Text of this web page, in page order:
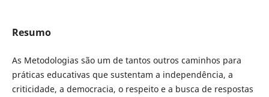
Resumo
As Metodologias são um de tantos outros caminhos para
práticas educativas que sustentam a independência, a
criticidade, a democracia, o respeito e a busca de respostas